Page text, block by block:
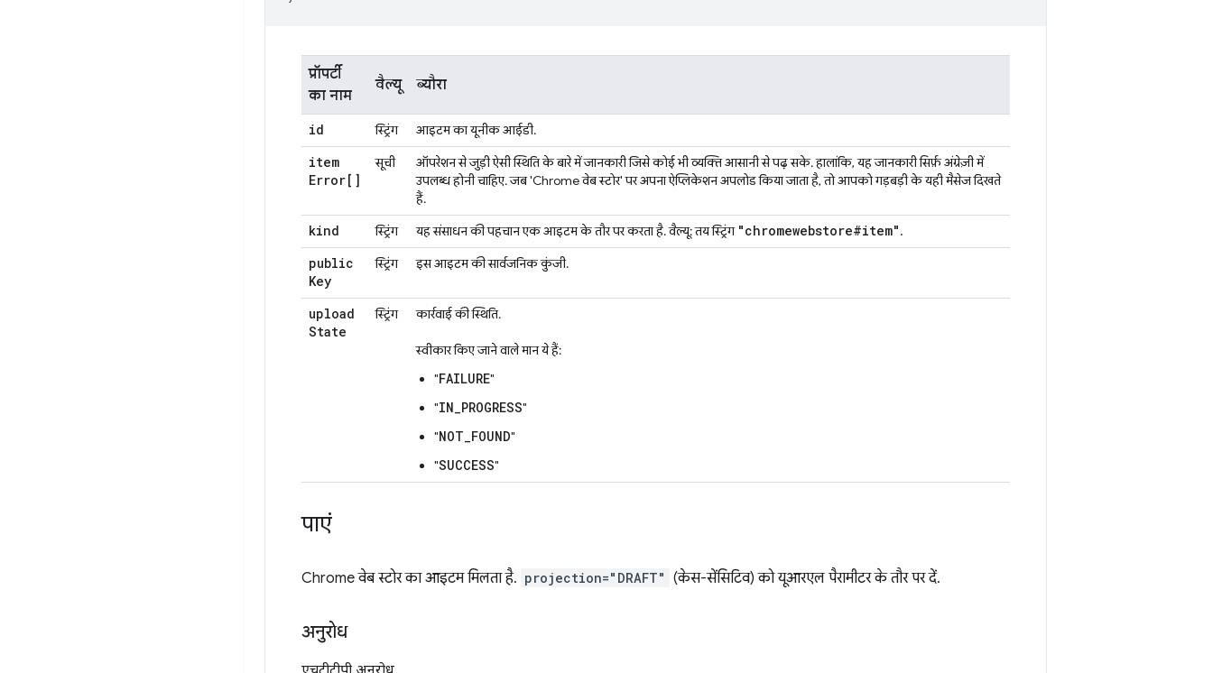
प्रॉपर्टी
का नाम
वैल्यू ब्यौरा
id स्ट्रिंग आइटम का यूनीक आईडी.
item
Error[]
सूची
ऑपरेशन से जुड़ी ऐसी स्थिति के बारे में जानकारी जिसे कोई भी व्यक्ति आसानी से पढ़ सके. हालांकि, यह जानकारी सिर्फ़ अंग्रेज़ी में
उपलब्ध होनी चाहिए. जब 'Chrome वेब स्टोर' पर अपना ऐप्लिकेशन अपलोड किया जाता है, तो आपको गड़बड़ी के यही मैसेज दिखते
हैं.
kind स्ट्रिंग यह संसाधन की पहचान एक आइटम के तौर पर करता है. वैल्यू: तय स्ट्रिंग "chromewebstore#item".
public
Key
स्ट्रिंग इस आइटम की सार्वजनिक कुंजी.
upload
State
स्ट्रिंग कार्रवाई की स्थिति.
स्वीकार किए जाने वाले मान ये हैं:
"FAILURE"
"IN_PROGRESS"
"NOT_FOUND"
"SUCCESS"
पाएं
Chrome वेब स्टोर का आइटम मिलता है. projection="DRAFT" (केस-सेंसिटिव) को यूआरएल पैरामीटर के तौर पर दें.
अनुरोध